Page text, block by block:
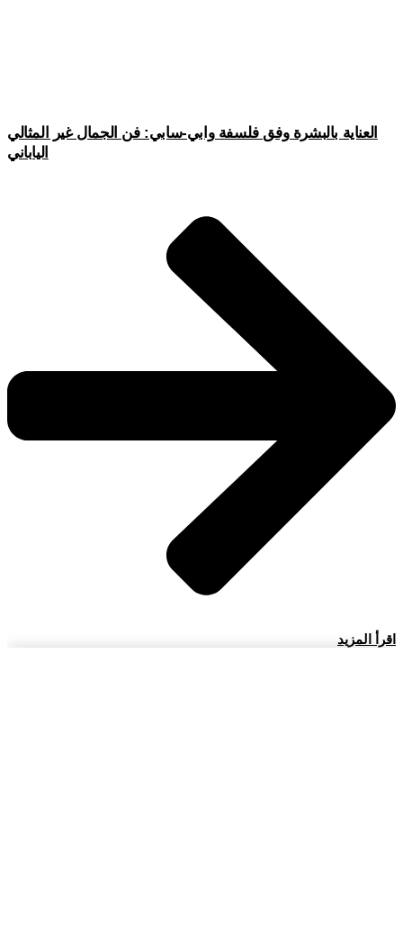
العناية بالبشرة وفق فلسفة وابي-سابي: فن الجمال غير المثالي
الياباني
اقرأ المزيد